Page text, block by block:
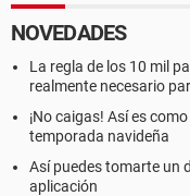
NOVEDADES
La regla de los 10 mil
realmente necesario
¡No caigas! Así es
temporada navideña
Así puedes tomarte un
aplicación